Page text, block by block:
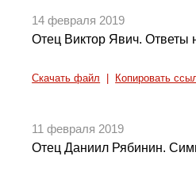
14 февраля 2019
Отец Виктор Явич. Ответы
Скачать файл Копировать
11 февраля 2019
Отец Даниил Рябинин.